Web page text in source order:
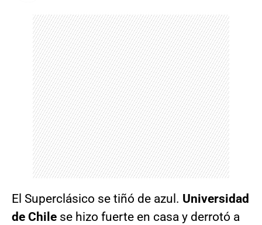
El Superclásico se tiñó de azul. Universidad
de Chile se hizo fuerte en casa y derrotó a